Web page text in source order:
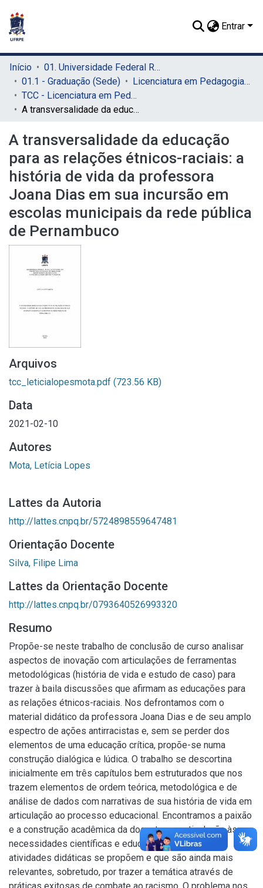
Entrar
Início
01. Universidade Federal Rural de Pernambuco - UFRPE (Sede)
01.1 - Graduação (Sede)
Licenciatura em Pedagogia (Sede)
TCC - Licenciatura em Pedagogia (Sede)
A transversalidade da educação para as relações étnicos-raciais: a história de vida da professora Joana Dias em sua incursão em escolas municipais da rede pública de Pernambuco
A transversalidade da educação
para as relações étnicos-raciais: a
história de vida da professora
Joana Dias em sua incursão em
escolas municipais da rede pública
de Pernambuco
Arquivos
tcc_leticialopesmota.pdf (723.56 KB)
Data
2021-02-10
Autores
Mota, Letícia Lopes
Lattes da Autoria
http://lattes.cnpq.br/5724898559647481
Orientação Docente
Silva, Filipe Lima
Lattes da Orientação Docente
http://lattes.cnpq.br/0793640526993320
Resumo
Propõe-se neste trabalho de conclusão de curso analisar
aspectos de inovação com articulações de ferramentas
metodológicas (história de vida e estudo de caso) para
trazer à baila discussões que afirmam as educações para
as relações étnicos-raciais. Nos defrontamos com o
material didático da professora Joana Dias e de seu amplo
espectro de ações antirracistas e, sem se perder dos
elementos de uma educação crítica, propõe-se numa
construção dialógica e lúdica. O trabalho se descortina
inicialmente em três capítulos bem estruturados que nos
trazem elementos de ordem teórica, metodológica e de
análise de dados com narrativas de sua história de vida em
articulação ao processo educacional. Encontramos a paixão
e a construção acadêmica da docente em articulação às
necessidades científicas e educacionais a que suas
atividades didáticas se propõem e que são ainda mais
relevantes, sobretudo, por trazer a temática através de